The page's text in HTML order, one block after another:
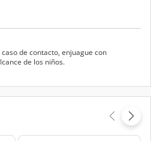
de contacto, enjuague con
de los niños.